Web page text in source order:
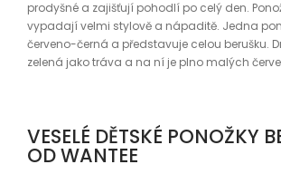
prodyšné a zajišťují pohodlí po celý den.
vypadají velmi stylově a nápaditě. Jedna
červeno-černá a představuje celou berušku.
zelená jako tráva a na ní je plno malých
VESELÉ DĚTSKÉ PONOŽKY
OD WANTEE